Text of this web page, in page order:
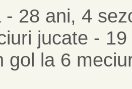
- 28 ani, 4
jucate -
gol la 6